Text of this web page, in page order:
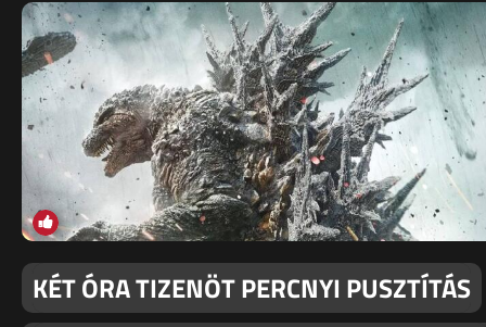
KÉT ÓRA TIZENÖT PERCNYI PUSZTÍTÁS